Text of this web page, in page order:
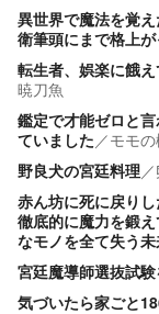
異世界で魔法を覚
衛筆頭にまで格上
転生者、娯楽に餓
暁刀魚
鑑定で才能ゼロと
ていました／モモ
野良犬の宮廷料理／
赤ん坊に死に戻り
徹底的に魔力を鍛
なモノを全て失う
宮廷魔導師選抜試
気づいたら家ごと